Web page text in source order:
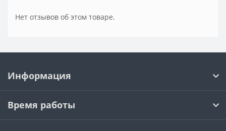
Нет отзывов об этом товаре.
Информация
Время работы